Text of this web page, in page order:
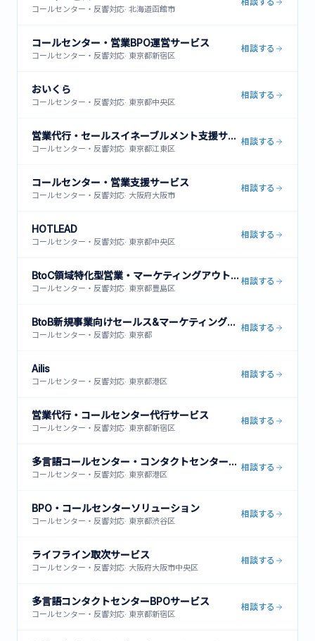
コールセンター・反響対応· 北海道函館市
コールセンター・営業BPO運営サービス
コールセンター・反響対応· 東京都新宿区
相談する
おいくら
コールセンター・反響対応· 東京都中央区
相談する
営業代行・セールスイネーブルメント支援サービス
コールセンター・反響対応· 東京都江東区
相談する
コールセンター・営業支援サービス
コールセンター・反響対応· 大阪府大阪市
相談する
HOTLEAD
コールセンター・反響対応· 東京都中央区
相談する
BtoC領域特化型営業・マーケティングアウトソーシング
コールセンター・反響対応· 東京都豊島区
相談する
BtoB新規事業向けセールス&マーケティング支援
コールセンター・反響対応· 東京都
相談する
Ailis
コールセンター・反響対応· 東京都港区
相談する
営業代行・コールセンター代行サービス
コールセンター・反響対応· 東京都新宿区
相談する
多言語コールセンター・コンタクトセンター運営サービス
コールセンター・反響対応· 東京都港区
相談する
BPO・コールセンターソリューション
コールセンター・反響対応· 東京都渋谷区
相談する
ライフライン取次サービス
コールセンター・反響対応· 大阪府大阪市中央区
相談する
多言語コンタクトセンターBPOサービス
コールセンター・反響対応· 東京都新宿区
相談する